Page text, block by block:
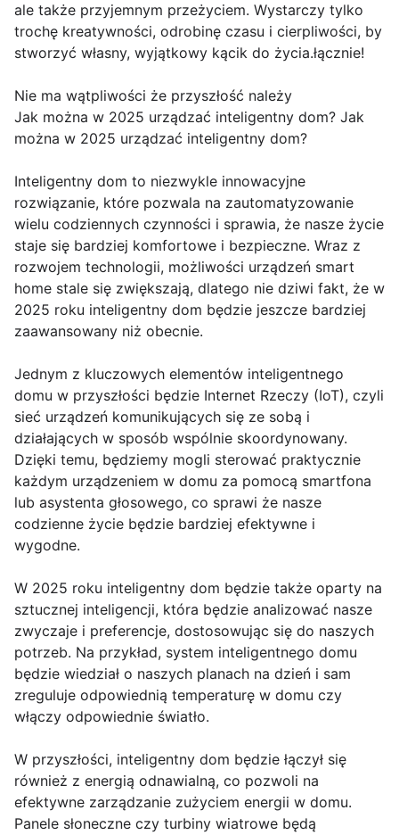
ale także przyjemnym przeżyciem. Wystarczy tylko
trochę kreatywności, odrobinę czasu i cierpliwości, by
stworzyć własny, wyjątkowy kącik do życia.łącznie!
Nie ma wątpliwości że przyszłość należy
Jak można w 2025 urządzać inteligentny dom? Jak
można w 2025 urządzać inteligentny dom?
Inteligentny dom to niezwykle innowacyjne
rozwiązanie, które pozwala na zautomatyzowanie
wielu codziennych czynności i sprawia, że nasze życie
staje się bardziej komfortowe i bezpieczne. Wraz z
rozwojem technologii, możliwości urządzeń smart
home stale się zwiększają, dlatego nie dziwi fakt, że w
2025 roku inteligentny dom będzie jeszcze bardziej
zaawansowany niż obecnie.
Jednym z kluczowych elementów inteligentnego
domu w przyszłości będzie Internet Rzeczy (IoT), czyli
sieć urządzeń komunikujących się ze sobą i
działających w sposób wspólnie skoordynowany.
Dzięki temu, będziemy mogli sterować praktycznie
każdym urządzeniem w domu za pomocą smartfona
lub asystenta głosowego, co sprawi że nasze
codzienne życie będzie bardziej efektywne i
wygodne.
W 2025 roku inteligentny dom będzie także oparty na
sztucznej inteligencji, która będzie analizować nasze
zwyczaje i preferencje, dostosowując się do naszych
potrzeb. Na przykład, system inteligentnego domu
będzie wiedział o naszych planach na dzień i sam
zreguluje odpowiednią temperaturę w domu czy
włączy odpowiednie światło.
W przyszłości, inteligentny dom będzie łączył się
również z energią odnawialną, co pozwoli na
efektywne zarządzanie zużyciem energii w domu.
Panele słoneczne czy turbiny wiatrowe będą